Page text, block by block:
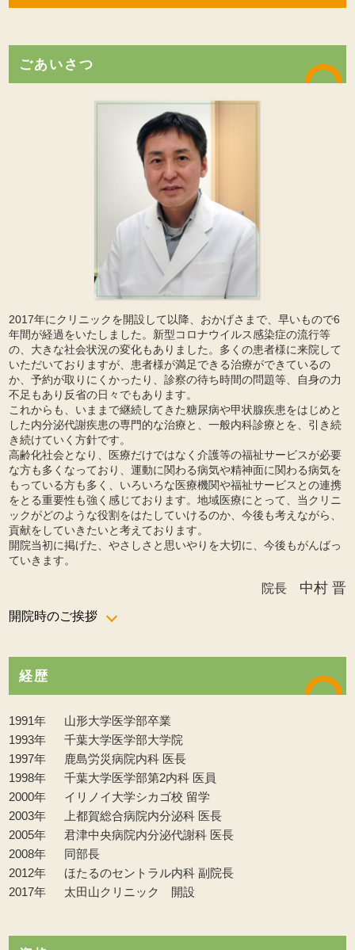
ごあいさつ
2017年にクリニックを開設して以降、おかげさまで、早いもので6
年間が経過をいたしました。新型コロナウイルス感染症の流行等
の、大きな社会状況の変化もありました。多くの患者様に来院して
いただいておりますが、患者様が満足できる治療ができているの
か、予約が取りにくかったり、診察の待ち時間の問題等、自身の力
不足もあり反省の日々でもあります。
これからも、いままで継続してきた糖尿病や甲状腺疾患をはじめと
した内分泌代謝疾患の専門的な治療と、一般内科診療とを、引き続
き続けていく方針です。
高齢化社会となり、医療だけではなく介護等の福祉サービスが必要
な方も多くなっており、運動に関わる病気や精神面に関わる病気を
もっている方も多く、いろいろな医療機関や福祉サービスとの連携
をとる重要性も強く感じております。地域医療にとって、当クリニ
ックがどのような役割をはたしていけるのか、今後も考えながら、
貢献をしていきたいと考えております。
開院当初に掲げた、やさしさと思いやりを大切に、今後もがんばっ
ていきます。
院長 中村 晋
開院時のご挨拶
経歴
1991年
山形大学医学部卒業
1993年
千葉大学医学部大学院
1997年
鹿島労災病院内科 医長
1998年
千葉大学医学部第2内科 医員
2000年
イリノイ大学シカゴ校 留学
2003年
上都賀総合病院内分泌科 医長
2005年
君津中央病院内分泌代謝科 医長
2008年
同部長
2012年
ほたるのセントラル内科 副院長
2017年
太田山クリニック 開設